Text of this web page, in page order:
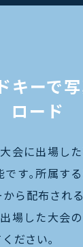
キーで
ロード
会に出場し
です｡所属す
ら配布され
場した大会
ださい｡